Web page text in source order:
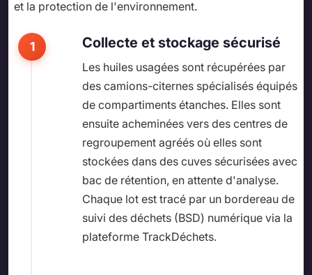
et la protection de l'environnement.
Collecte et stockage sécurisé
Les huiles usagées sont récupérées par
des camions-citernes spécialisés équipés
de compartiments étanches. Elles sont
ensuite acheminées vers des centres de
regroupement agréés où elles sont
stockées dans des cuves sécurisées avec
bac de rétention, en attente d'analyse.
Chaque lot est tracé par un bordereau de
suivi des déchets (BSD) numérique via la
plateforme TrackDéchets.